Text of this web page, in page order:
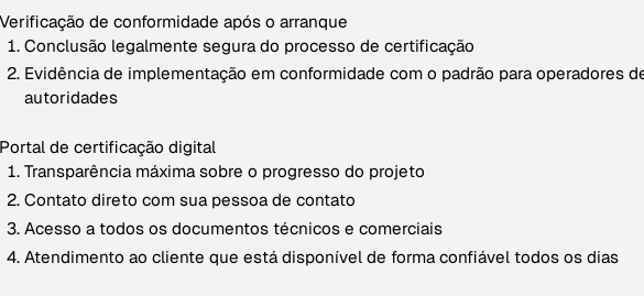
Verificação de conformidade após o arranque
Conclusão legalmente segura do processo de certificação
Evidência de implementação em conformidade com o padrão para operadores
autoridades
Portal de certificação digital
Transparência máxima sobre o progresso do projeto
Contato direto com sua pessoa de contato
Acesso a todos os documentos técnicos e comerciais
Atendimento ao cliente que está disponível de forma confiável todos os dias